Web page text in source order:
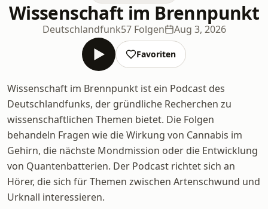
Wissenschaft im Brennpunkt
Deutschlandfunk57 Folgen Aug 3, 2026
Favoriten
Wissenschaft im Brennpunkt ist ein Podcast des
Deutschlandfunks, der gründliche Recherchen zu
wissenschaftlichen Themen bietet. Die Folgen
behandeln Fragen wie die Wirkung von Cannabis im
Gehirn, die nächste Mondmission oder die Entwicklung
von Quantenbatterien. Der Podcast richtet sich an
Hörer, die sich für Themen zwischen Artenschwund und
Urknall interessieren.